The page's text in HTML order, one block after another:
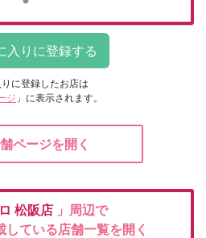
に登録したお店は
ジ 」に表示されます。
ページを開く
松阪店 」周辺で
ている店舗一覧を開く